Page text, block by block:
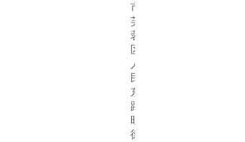
市
芙
蓉
区
人
民
东
路
旺
德